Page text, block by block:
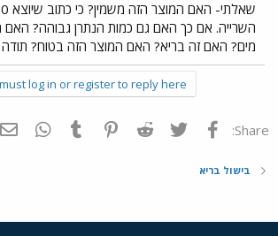
השרייה. אם כך האם גם כמות הנתרן גבוהה? האם
מים? האם זה בריא? האם המוצר הזה בטוח?
log in or register to reply here.
Share: פייסבוק Twitter
Reddit
Pinterest
Tumblr
בישול בריא